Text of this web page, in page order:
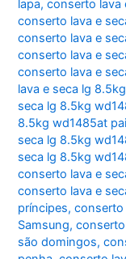
lapa,conserto lava
conserto lava e
conserto lava e
conserto lava e
conserto lava e
lava e seca lg
seca lg 8.5kg
8.5kg wd1485at
seca lg 8.5kg
seca lg 8.5kg
conserto lava e
conserto lava e
príncipes,conserto
Samsung,
são domingos,